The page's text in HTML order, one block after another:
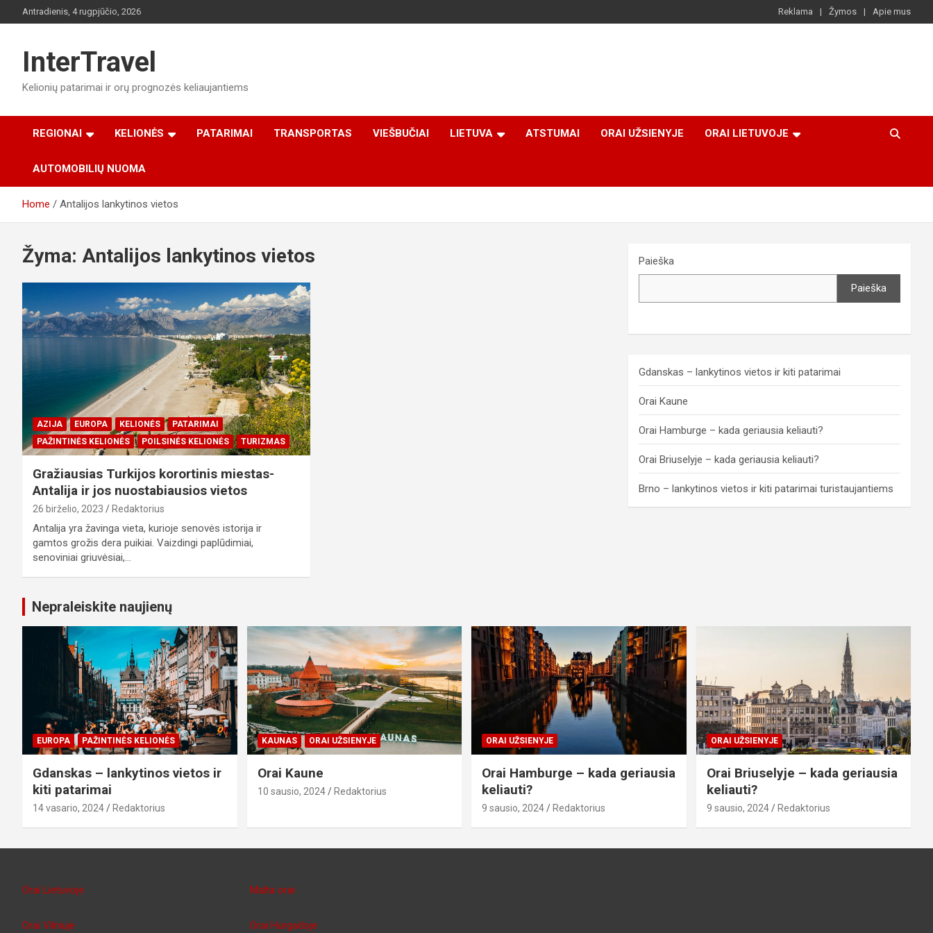
to
Antradienis, 4 rugpjūčio, 2026 Reklama Žymos Apie mus
InterTravel
Kelionių patarimai ir orų prognozės keliaujantiems
REGIONAI KELIONĖS PATARIMAI TRANSPORTAS VIEŠBUČIAI LIETUVA ATSTUMAI ORAI UŽSIENYJE ORAI LIETUVOJE
AUTOMOBILIŲ NUOMA
Home Antalijos lankytinos vietos
Žyma: Antalijos lankytinos vietos
AZIJA EUROPA KELIONĖS
PATARIMAI
PAŽINTINĖS KELIONĖS
POILSINĖS KELIONĖS TURIZMAS
Gražiausias Turkijos korortinis miestas-
Antalija ir jos nuostabiausios vietos
26 birželio, 2023 Redaktorius
Antalija yra žavinga vieta, kurioje senovės istorija ir
gamtos grožis dera puikiai. Vaizdingi paplūdimiai,
senoviniai griuvėsiai,…
Paieška
Paieška
Gdanskas – lankytinos vietos ir kiti patarimai
Orai Kaune
Orai Hamburge – kada geriausia keliauti?
Orai Briuselyje – kada geriausia keliauti?
Brno – lankytinos vietos ir kiti patarimai turistaujantiems
Nepraleiskite naujienų
EUROPA PAŽINTINĖS KELIONĖS
Gdanskas – lankytinos vietos ir
kiti patarimai
14 vasario, 2024 Redaktorius
KAUNAS ORAI UŽSIENYJE
Orai Kaune
10 sausio, 2024 Redaktorius
ORAI UŽSIENYJE
Orai Hamburge – kada geriausia
keliauti?
9 sausio, 2024 Redaktorius
ORAI UŽSIENYJE
Orai Briuselyje – kada geriausia
keliauti?
9 sausio, 2024 Redaktorius
Orai Lietuvoje
Orai Vilniuje
Malta orai
Orai Hurgadoje